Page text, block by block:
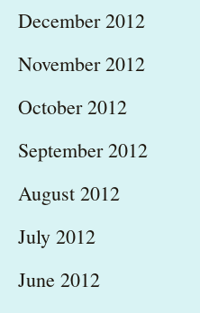
December 2012
November 2012
October 2012
September 2012
August 2012
July 2012
June 2012